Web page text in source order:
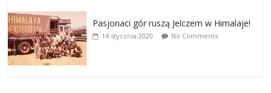
Pasjonaci gór ruszą Jelczem w Himalaje!
14 stycznia 2020 No Comments